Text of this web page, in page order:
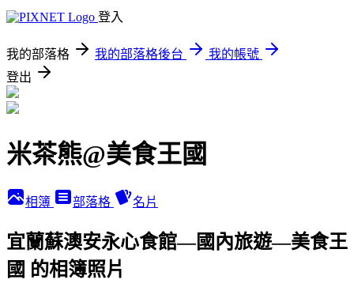
登入
我的部落格 我的部落格後台
我的帳號
登出
米茶熊@美食王國
相簿 部落格 名片
宜蘭蘇澳安永心食館—國內旅遊—美食王
國 的相簿照片